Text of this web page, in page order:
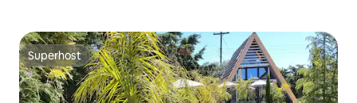
Superhost
Superhost